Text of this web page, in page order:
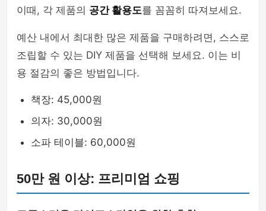
이때, 각 제품의 공간 활용도를 꼼꼼히 따져보세요.
예산 내에서 최대한 많은 제품을 구매하려면, 스스로
조립할 수 있는 DIY 제품을 선택해 보세요. 이는 비
용 절감의 좋은 방법입니다.
책장: 45,000원
의자: 30,000원
소파 테이블: 60,000원
50만 원 이상: 프리미엄 쇼핑